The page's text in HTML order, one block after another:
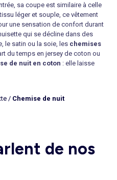
sa coupe est similaire à celle
léger et souple, ce vêtement
une sensation de confort durant
qui se décline dans des
le satin ou la soie, les chemises
du temps en jersey de coton ou
de nuit en coton : elle laisse
dans une large palette
robe de nuit à messageséduit les
humoristique, engagé ou
/ Chemise de nuit
de nos